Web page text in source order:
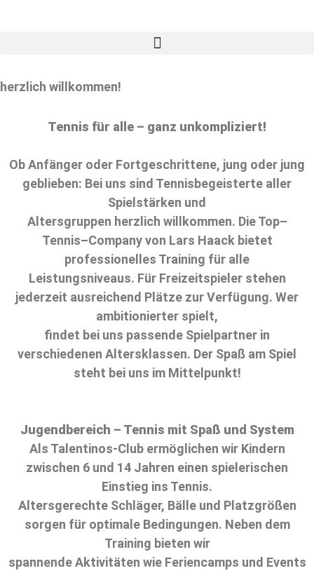
herzlich willkommen!
Tennis für alle – ganz unkompliziert!
Ob Anfänger oder Fortgeschrittene, jung oder jung
geblieben: Bei uns sind Tennisbegeisterte aller
Spielstärken und
Altersgruppen herzlich willkommen. Die Top–
Tennis–Company von Lars Haack bietet
professionelles Training für alle
Leistungsniveaus. Für Freizeitspieler stehen
jederzeit ausreichend Plätze zur Verfügung. Wer
ambitionierter spielt,
findet bei uns passende Spielpartner in
verschiedenen Altersklassen. Der Spaß am Spiel
steht bei uns im Mittelpunkt!
Jugendbereich – Tennis mit Spaß und System
Als Talentinos-Club ermöglichen wir Kindern
zwischen 6 und 14 Jahren einen spielerischen
Einstieg ins Tennis.
Altersgerechte Schläger, Bälle und Platzgrößen
sorgen für optimale Bedingungen. Neben dem
Training bieten wir
spannende Aktivitäten wie Feriencamps und Events